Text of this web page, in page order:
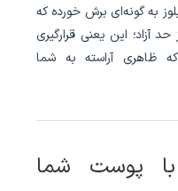
به گونه‌ای برش خورده که
این یعنی قرارگیری
ظاهری آراسته به شما
با پوست شما